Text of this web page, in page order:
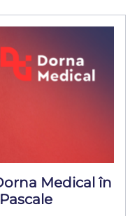
Medical în